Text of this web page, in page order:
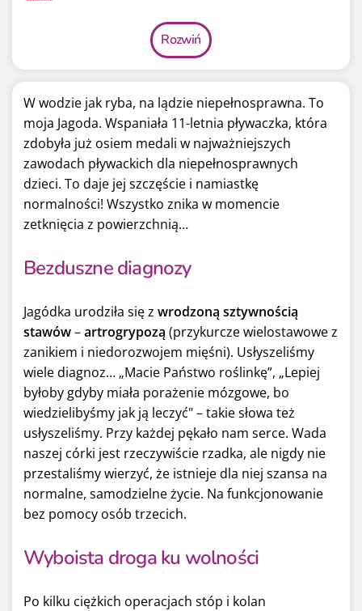
Rozwiń
W wodzie jak ryba, na lądzie niepełnosprawna. To
moja Jagoda. Wspaniała 11-letnia pływaczka, która
zdobyła już osiem medali w najważniejszych
zawodach pływackich dla niepełnosprawnych
dzieci. To daje jej szczęście i namiastkę
normalności! Wszystko znika w momencie
zetknięcia z powierzchnią…
Bezduszne diagnozy
Jagódka urodziła się z wrodzoną sztywnością
stawów–artrogrypozą (przykurcze wielostawowe z
zanikiem i niedorozwojem mięśni). Usłyszeliśmy
wiele diagnoz… „Macie Państwo roślinkę”, „Lepiej
byłoby gdyby miała porażenie mózgowe, bo
wiedzielibyśmy jak ją leczyć" – takie słowa też
usłyszeliśmy. Przy każdej pękało nam serce. Wada
naszej córki jest rzeczywiście rzadka, ale nigdy nie
przestaliśmy wierzyć, że istnieje dla niej szansa na
normalne, samodzielne życie. Na funkcjonowanie
bez pomocy osób trzecich.
Wyboista droga ku wolności
Po kilku ciężkich operacjach stóp i kolan